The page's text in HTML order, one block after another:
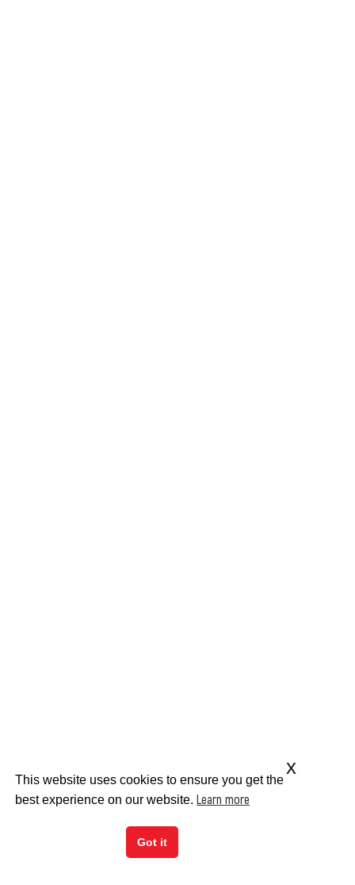
This website uses cookies to ensure you get the
best experience on our website. Learn more
Got it
x